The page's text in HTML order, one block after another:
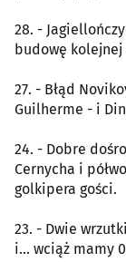
28. -
budowę kolejnej
27. - Błąd
Guilherme - i
24. - Dobre
Cernycha i
golkipera gości.
23. - Dwie
i... wciąż mamy